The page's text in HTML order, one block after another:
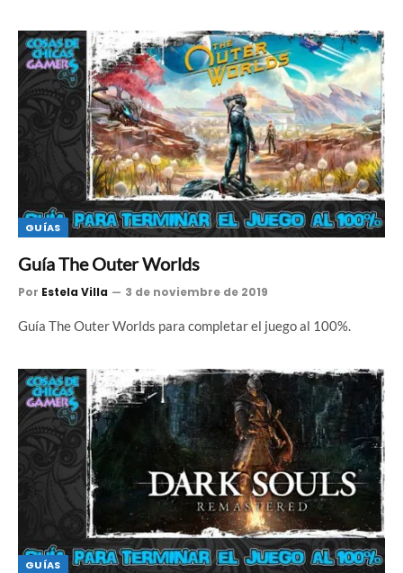
GUÍAS
Guía The Outer Worlds
Por Estela Villa 3 de noviembre de 2019
Guía The Outer Worlds para completar el juego al 100%.
GUÍAS